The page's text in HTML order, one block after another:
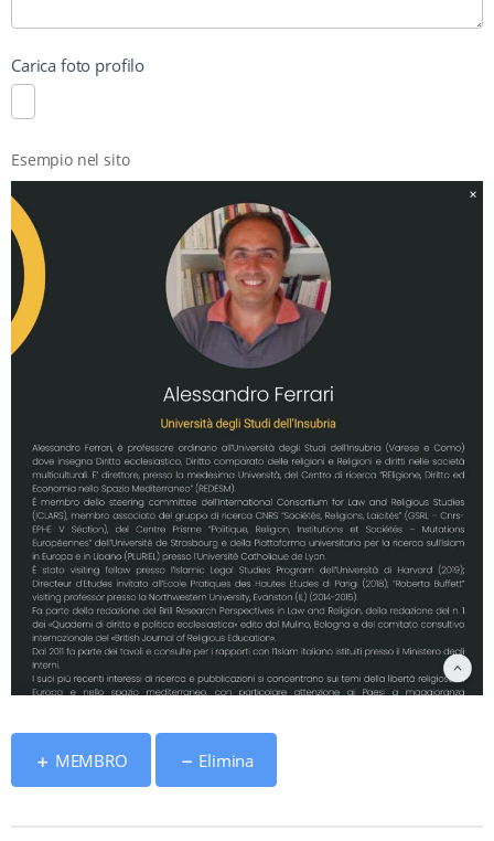
Carica foto profilo
Esempio nel sito
MEMBRO Elimina